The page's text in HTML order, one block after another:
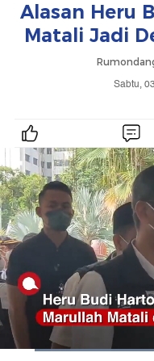
Alasan Heru
Matali Jadi
Sabtu,